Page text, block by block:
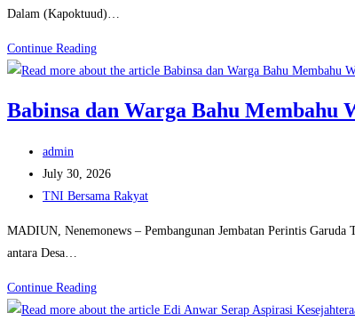
Ikut
Jembatan
Garuda
Dalam (Kapoktuud)…
Continue ReadingPengabdian
Terakhir
Prajurit,
Pimpin
Upacara
Pemakaman
Priyanto
Babinsa dan Warga Bahu Membahu
Post
author:
admin
Post
published:
July 30, 2026
Post
TNI Bersama Rakyat
MADIUN, Nenemonews – Pembangunan Jembatan Perintis
antara Desa…
Continue ReadingBabinsa
dan